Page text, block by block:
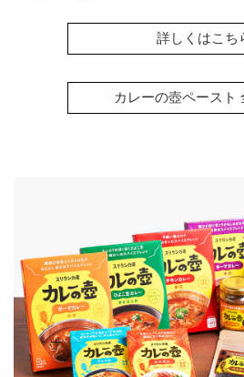
詳しくはこち
カレーの壺ペースト